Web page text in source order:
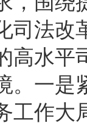
司法改
高水平
。一是
工作大